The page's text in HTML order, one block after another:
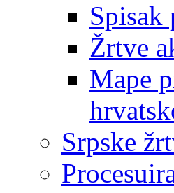
Žrtve
Mape
Srpske